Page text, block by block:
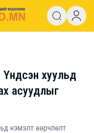
Үндсэн хуульд
асуудлыг
нэмэлт өөрчлөлт